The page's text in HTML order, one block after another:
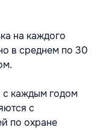
на каждого
в среднем по 30
каждым годом
с
по охране